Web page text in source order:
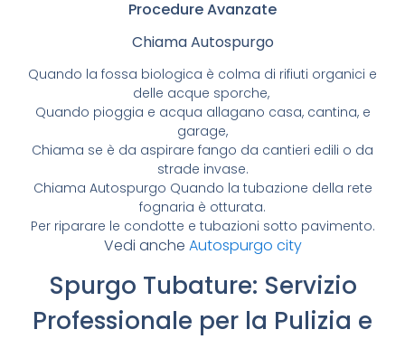
Procedure Avanzate
Chiama Autospurgo
Quando la fossa biologica è colma di rifiuti organici e
delle acque sporche,
Quando pioggia e acqua allagano casa, cantina, e
garage,
Chiama se è da aspirare fango da cantieri edili o da
strade invase.
Chiama Autospurgo Quando la tubazione della rete
fognaria è otturata.
Per riparare le condotte e tubazioni sotto pavimento.
Vedi anche Autospurgo city
Spurgo Tubature: Servizio
Professionale per la Pulizia e